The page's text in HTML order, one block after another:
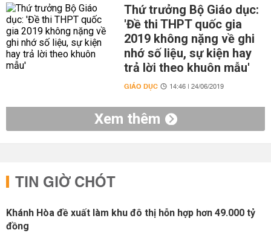
Thứ trưởng Bộ Giáo dục:
'Đề thi THPT quốc gia
2019 không nặng về ghi
nhớ số liệu, sự kiện hay
trả lời theo khuôn mẫu'
GIÁO DỤC 14:46 | 24/06/2019
Xem thêm
TIN GIỜ CHÓT
Khánh Hòa đề xuất làm khu đô thị hỗn hợp hơn 49.000 tỷ
đồng